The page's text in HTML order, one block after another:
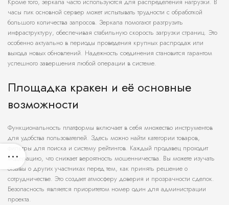
часы пик основной сервер может испытывать трудности с обработкой
большого количества запросов. Зеркала помогают разгрузить
инфраструктуру, обеспечивая стабильную скорость загрузки страниц. Это
особенно актуально в периоды проведения крупных распродаж или
выхода новых обновлений. Надежность соединения становится гарантом
успешного завершения любой операции в системе.
Площадка кракен и её основные
возможности
Функциональность платформы включает в себя множество инструментов
для удобства пользователей. Здесь можно найти категории товаров,
фильтры для поиска и систему рейтингов. Каждый продавец проходит
модерацию, что снижает вероятность мошенничества. Вы можете изучать
отзывы о других участниках перед тем, как принять решение о
сотрудничестве. Это создает атмосферу доверия и прозрачности сделок.
Безопасность является приоритетом номер один для администрации
проекта.